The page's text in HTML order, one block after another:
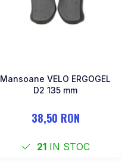
Mansoane VELO ERGOGEL
D2 135 mm
38,50 RON
21IN STOC